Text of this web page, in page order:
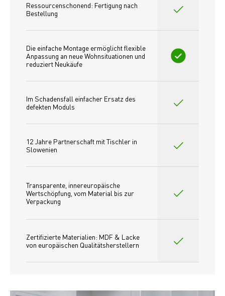
Ressourcenschonend: Fertigung nach
Bestellung
Die einfache Montage ermöglicht flexible
Anpassung an neue Wohnsituationen und
reduziert Neukäufe
Im Schadensfall einfacher Ersatz des
defekten Moduls
12 Jahre Partnerschaft mit Tischler in
Slowenien
Transparente, innereuropäische
Wertschöpfung, vom Material bis zur
Verpackung
Zertifizierte Materialien: MDF & Lacke
von europäischen Qualitätsherstellern